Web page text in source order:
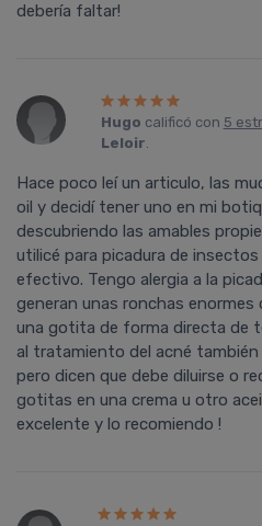
deberí­a faltar!
Hugo calificó con 5
Leloir.
Hace poco leí­ un articulo, las
oil y decidí­ tener uno en mi
descubriendo las amables
utilicé para picadura de
efectivo. Tengo alergia a la
generan unas ronchas enormes
una gotita de forma directa de
al tratamiento del acné
pero dicen que debe diluirse o
gotitas en una crema u otro
excelente y lo recomiendo !